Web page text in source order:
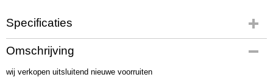
Specificaties
Productcode
517-1039
Omschrijving
wij verkopen uitsluitend nieuwe voorruiten